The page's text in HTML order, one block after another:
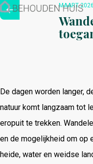
Hoe werkt het?
Over ons
Nieuwsbrief
MAART 2026
De dagen worden langer,
natuur komt langzaam tot
eropuit te trekken.
en de mogelijkheid om op
heide, water en weidse